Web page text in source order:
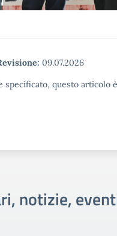
09.07.2026
specificato, questo
notizie,